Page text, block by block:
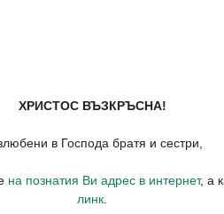
ХРИСТОС ВЪЗКРЪСНА!
в Господа братя и сестри,
на познатия Ви адрес в интернет, а
линк